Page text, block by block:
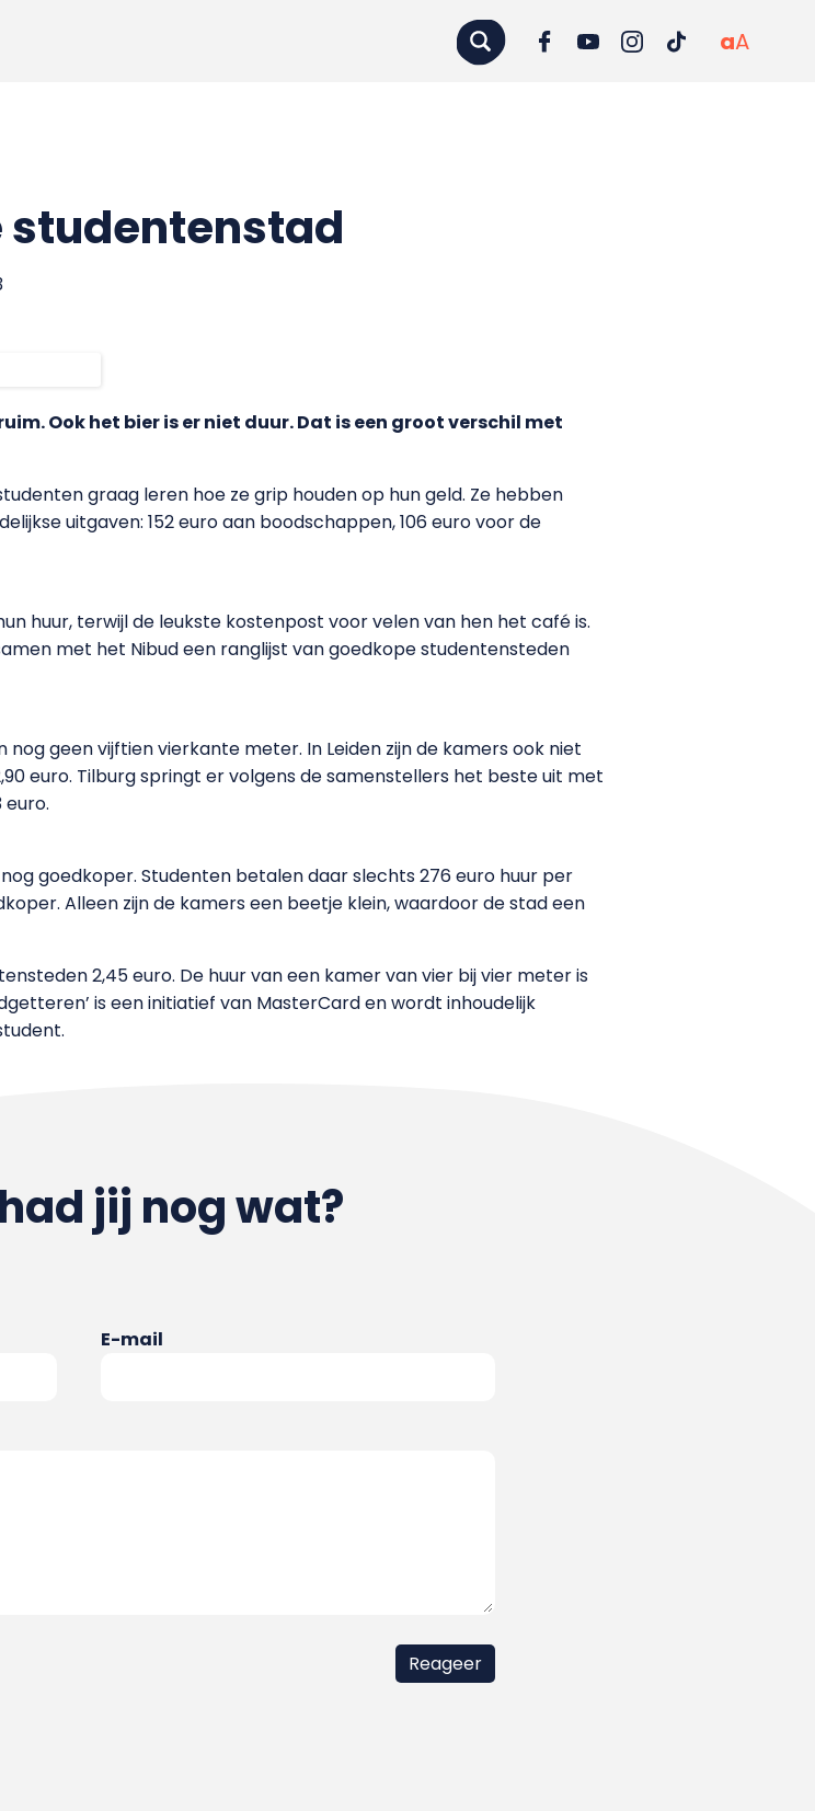
aA
studentenstad
Ook het bier is er niet duur. Dat is een groot verschil met
graag leren hoe ze grip houden op hun geld. Ze hebben
uitgaven: 152 euro aan boodschappen, 106 euro voor de
huur, terwijl de leukste kostenpost voor velen van hen het café is.
met het Nibud een ranglijst van goedkope studentensteden
geen vijftien vierkante meter. In Leiden zijn de kamers ook niet
euro. Tilburg springt er volgens de samenstellers het beste uit met
euro.
goedkoper. Studenten betalen daar slechts 276 euro huur per
Alleen zijn de kamers een beetje klein, waardoor de stad een
2,45 euro. De huur van een kamer van vier bij vier meter is
is een initiatief van MasterCard en wordt inhoudelijk
jij nog wat?
E-mail